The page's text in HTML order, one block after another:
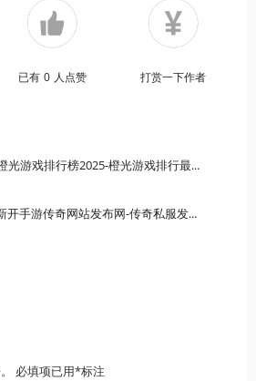
已有 0 人点赞 打赏一下作者
橙光游戏排行榜前十名-橙光游戏排行榜2025-橙光游戏排行最高的是哪个
传奇手游私sf网站2025-新开手游传奇网站发布网-传奇私服发布网站
必填项已用*标注